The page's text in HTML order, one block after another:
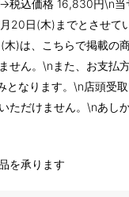
込価格 16,830円\n当
20日(木)までとさせて
)は、こちらで掲載の
せん。\nまた、お支払
となります。\n店頭受
ただけません。\nあし
を承ります